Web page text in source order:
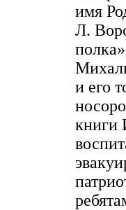
имя
Л.
и его
книги